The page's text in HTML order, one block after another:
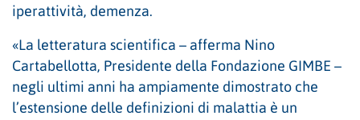
iperattività, demenza.
«La letteratura scientifica – afferma Nino
Cartabellotta, Presidente della Fondazione GIMBE –
negli ultimi anni ha ampiamente dimostrato che
l’estensione delle definizioni di malattia è un